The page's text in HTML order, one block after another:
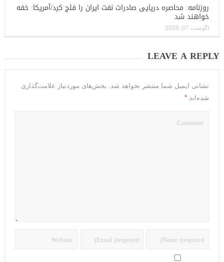
روزنامه: محاصره دریایی صادرات نفت ایران را فلج کرد/آمریکا: خفه
خواهند شد
آگوست 07, 2026
LEAVE A REPLY
نشانی ایمیل شما منتشر نخواهد شد. بخش‌های موردنیاز علامت‌گذاری
شده‌اند *